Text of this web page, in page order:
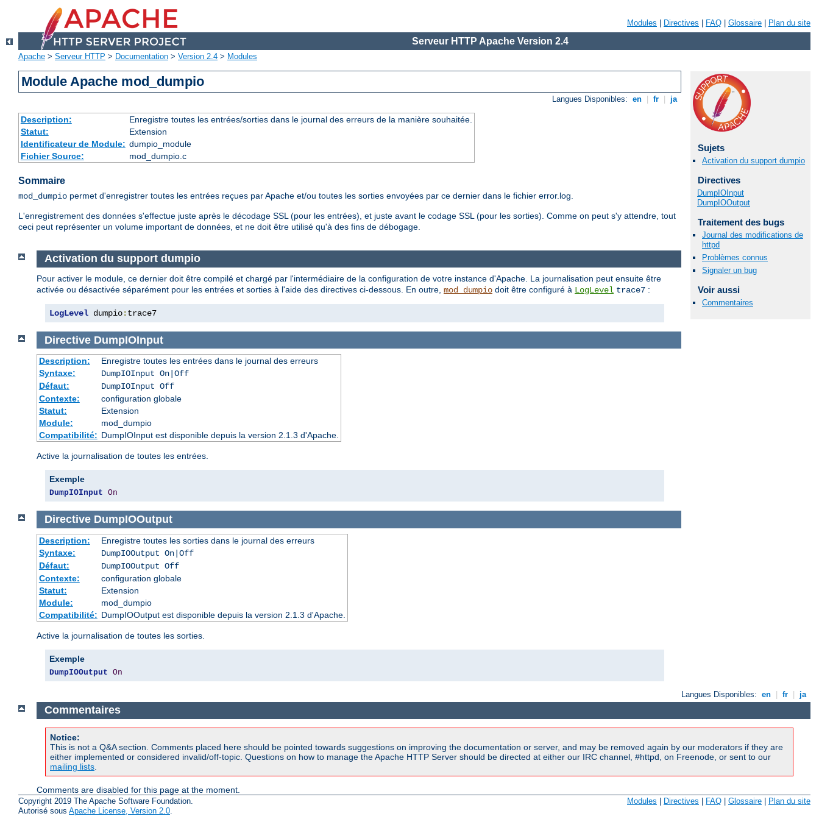
Modules Directives FAQ Glossaire Plan du site
Serveur HTTP Apache Version 2.4
Apache > Serveur HTTP > Documentation > Version 2.4 > Modules
Module Apache mod_dumpio
Langues Disponibles: en fr ja
Description:
Enregistre toutes les entrées/sorties dans le journal des erreurs de la manière souhaitée.
Statut:
Extension
Identificateur de Module: dumpio_module
Fichier Source:
mod_dumpio.c
Sommaire
mod_dumpio permet d'enregistrer toutes les entrées reçues par Apache et/ou toutes les sorties envoyées par ce dernier dans le fichier error.log.
L'enregistrement des données s'effectue juste après le décodage SSL (pour les entrées), et juste avant le codage SSL (pour les sorties). Comme on peut s'y attendre, tout
ceci peut représenter un volume important de données, et ne doit être utilisé qu'à des fins de débogage.
Sujets
Activation du support dumpio
Directives
DumpIOInput
DumpIOOutput
Traitement des bugs
Journal des modifications de
httpd
Problèmes connus
Signaler un bug
Voir aussi
Commentaires
Activation du support dumpio
Pour activer le module, ce dernier doit être compilé et chargé par l'intermédiaire de la configuration de votre instance d'Apache. La journalisation peut ensuite être
activée ou désactivée séparément pour les entrées et sorties à l'aide des directives ci-dessous. En outre, mod_dumpio doit être configuré à LogLevel trace7 :
LogLevel dumpio: trace7
Directive DumpIOInput
Description:
Enregistre toutes les entrées dans le journal des erreurs
Syntaxe:
DumpIOInput On|Off
Défaut:
DumpIOInput Off
Contexte:
configuration globale
Statut:
Extension
Module:
mod_dumpio
Compatibilité: DumpIOInput est disponible depuis la version 2.1.3 d'Apache.
Active la journalisation de toutes les entrées.
Exemple
DumpIOInput On
Directive DumpIOOutput
Description:
Enregistre toutes les sorties dans le journal des erreurs
Syntaxe:
DumpIOOutput On|Off
Défaut:
DumpIOOutput Off
Contexte:
configuration globale
Statut:
Extension
Module:
mod_dumpio
Compatibilité: DumpIOOutput est disponible depuis la version 2.1.3 d'Apache.
Active la journalisation de toutes les sorties.
Exemple
DumpIOOutput On
Langues Disponibles: en | fr | ja
Commentaires
Notice:
This is not a Q&A section. Comments placed here should be pointed towards suggestions on improving the documentation or server, and may be removed again by our moderators if they are
either implemented or considered invalid/off-topic. Questions on how to manage the Apache HTTP Server should be directed at either our IRC channel, #httpd, on Freenode, or sent to our
mailing lists
Comments are disabled for this page at the moment.
Copyright 2019 The Apache Software Foundation.
Autorisé sous Apache License, Version 2.0.
Modules Directives FAQ Glossaire Plan du site